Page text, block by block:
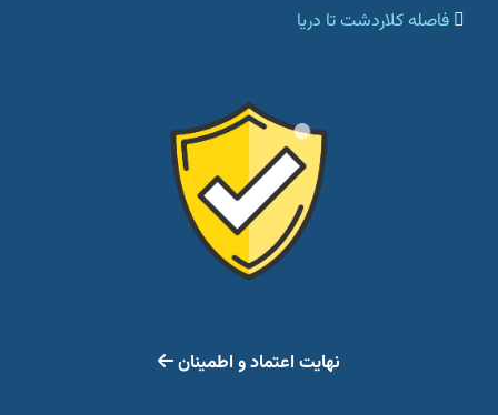
فاصله کلاردشت تا دریا
نهایت اعتماد و اطمینان